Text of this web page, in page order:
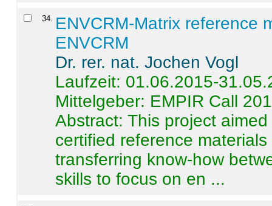
34. ENVCRM-Matrix reference
ENVCRM
Dr. rer. nat. Jochen Vogl
Laufzeit: 01.06.2015-
Mittelgeber: EMPIR Call
Abstract:This project
certified reference
transferring know-how
skills to focus on en ...